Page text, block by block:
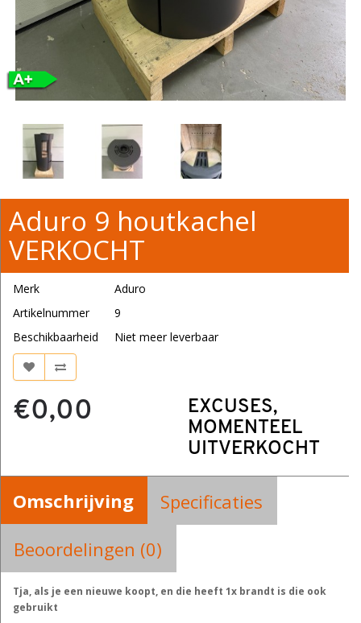
Aduro 9 houtkachel
VERKOCHT
Merk
Aduro
Artikelnummer
9
Beschikbaarheid
Niet meer leverbaar
€0,00
EXCUSES,
MOMENTEEL
UITVERKOCHT
Omschrijving
Specificaties
Beoordelingen (0)
Tja, als je een nieuwe koopt, en die heeft 1x brandt is die ook
gebruikt